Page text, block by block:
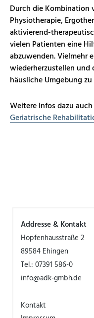
Durch die Kombination
Physiotherapie,
aktivierend-
vielen Patienten eine
abzuwenden. Vielmehr
wiederherzustellen und
häusliche Umgebung
Weitere Infos dazu
Geriatrische
Addresse & Kontakt
Hopfenhausstraße 2
89584 Ehingen
Tel.: 07391 586-0
info@adk-gmbh.de
Kontakt